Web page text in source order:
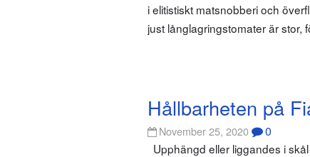
i elitistiskt matsnobberi och
just långlagringstomater är stor,
Hållbarheten på
November 25, 2020 0
Upphängd eller liggandes i